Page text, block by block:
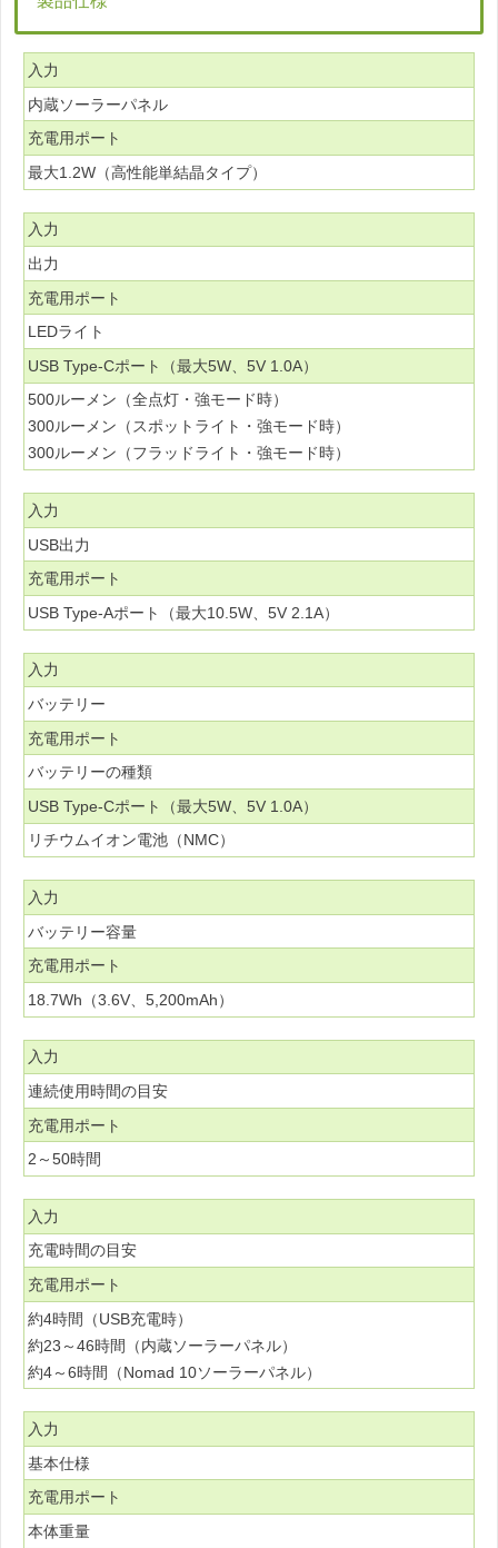
入力
内蔵ソーラーパネル
充電用ポート
最大1.2W（高性能単結晶タイプ）
入力
出力
充電用ポート
LEDライト
USB Type-Cポート（最大5W、5V 1.0A）
500ルーメン（全点灯・強モード時）
300ルーメン（スポットライト・強モード時）
300ルーメン（フラッドライト・強モード時）
入力
USB出力
充電用ポート
USB Type-Aポート（最大10.5W、5V 2.1A）
入力
バッテリー
充電用ポート
バッテリーの種類
USB Type-Cポート（最大5W、5V 1.0A）
リチウムイオン電池（NMC）
入力
バッテリー容量
充電用ポート
18.7Wh（3.6V、5,200mAh）
入力
連続使用時間の目安
充電用ポート
2～50時間
入力
充電時間の目安
充電用ポート
約4時間（USB充電時）
約23～46時間（内蔵ソーラーパネル）
約4～6時間（Nomad 10ソーラーパネル）
入力
基本仕様
充電用ポート
本体重量